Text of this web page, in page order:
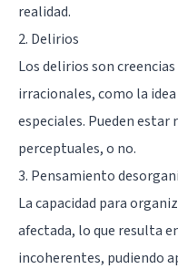
realidad.
2. Delirios
Losdeliriosson
irracionales, como la
especiales. Pueden
perceptuales, o no.
3. Pensamiento
La capacidad para
afectada, lo que resulta
incoherentes, pudiendo